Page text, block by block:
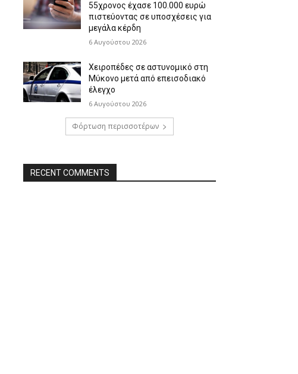
55χρονος έχασε 100.000 ευρώ
πιστεύοντας σε υποσχέσεις για
μεγάλα κέρδη
6 Αυγούστου 2026
Χειροπέδες σε αστυνομικό στη
Μύκονο μετά από επεισοδιακό
έλεγχο
6 Αυγούστου 2026
Φόρτωση περισσοτέρων
RECENT COMMENTS